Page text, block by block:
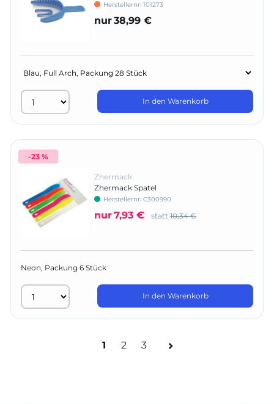
Herstellernr: 101273
nur38,99 €
In den Warenkorb
-23 %
Zhermack
Zhermack Spatel
Herstellernr: C300990
nur7,93 € statt 10,34 €
Neon, Packung 6 Stück
In den Warenkorb
1 2 3